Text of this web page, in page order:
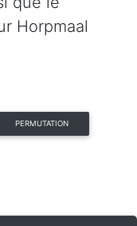
Horpmaal
PERMUTATION